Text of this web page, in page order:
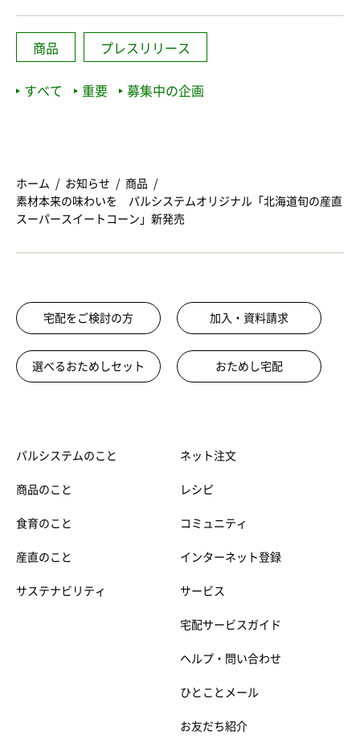
商品 プレスリリース
すべて 重要 募集中の企画
ホーム お知らせ
商品
素材本来の味わいを パルシステムオリジナル「北海道旬の産直
スーパースイートコーン」新発売
宅配をご検討の方 加入・資料請求
選べるおためしセット おためし宅配
パルシステムのこと
商品のこと
食育のこと
産直のこと
サステナビリティ
ネット注文
レシピ
コミュニティ
インターネット登録
サービス
宅配サービスガイド
ヘルプ・問い合わせ
ひとことメール
お友だち紹介